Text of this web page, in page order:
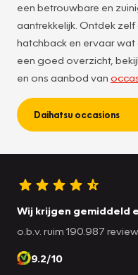
een betrouwbare en
aantrekkelijk. Ontdek
hatchback en ervaar
een goed overzicht,
en ons aanbod van
Daihatsu occasions
Wij krijgen gemiddeld
o.b.v. ruim 190.987
9.2/10